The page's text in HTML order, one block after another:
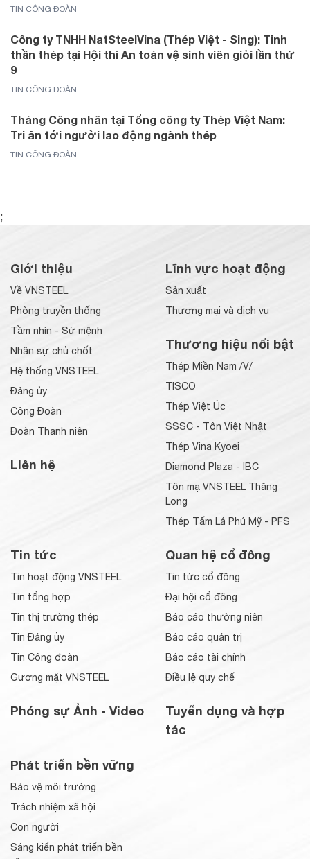
TIN CÔNG ĐOÀN
Công ty TNHH NatSteelVina (Thép Việt - Sing): Tinh
thần thép tại Hội thi An toàn vệ sinh viên giỏi lần thứ
9
TIN CÔNG ĐOÀN
Tháng Công nhân tại Tổng công ty Thép Việt Nam:
Tri ân tới người lao động ngành thép
TIN CÔNG ĐOÀN
;
Giới thiệu
Về VNSTEEL
Phòng truyền thống
Tầm nhìn - Sứ mệnh
Nhân sự chủ chốt
Hệ thống VNSTEEL
Đảng ủy
Công Đoàn
Đoàn Thanh niên
Liên hệ
Lĩnh vực hoạt động
Sản xuất
Thương mại và dịch vụ
Thương hiệu nổi bật
Thép Miền Nam /V/
TISCO
Thép Việt Úc
SSSC - Tôn Việt Nhật
Thép Vina Kyoei
Diamond Plaza - IBC
Tôn mạ VNSTEEL Thăng
Long
Thép Tấm Lá Phú Mỹ - PFS
Tin tức
Tin hoạt động VNSTEEL
Tin tổng hợp
Tin thị trường thép
Tin Đảng ủy
Tin Công đoàn
Gương mặt VNSTEEL
Phóng sự Ảnh - Video
Quan hệ cổ đông
Tin tức cổ đông
Đại hội cổ đông
Báo cáo thường niên
Báo cáo quản trị
Báo cáo tài chính
Điều lệ quy chế
Tuyển dụng và hợp
tác
Phát triển bền vững
Bảo vệ môi trường
Trách nhiệm xã hội
Con người
Sáng kiến phát triển bền